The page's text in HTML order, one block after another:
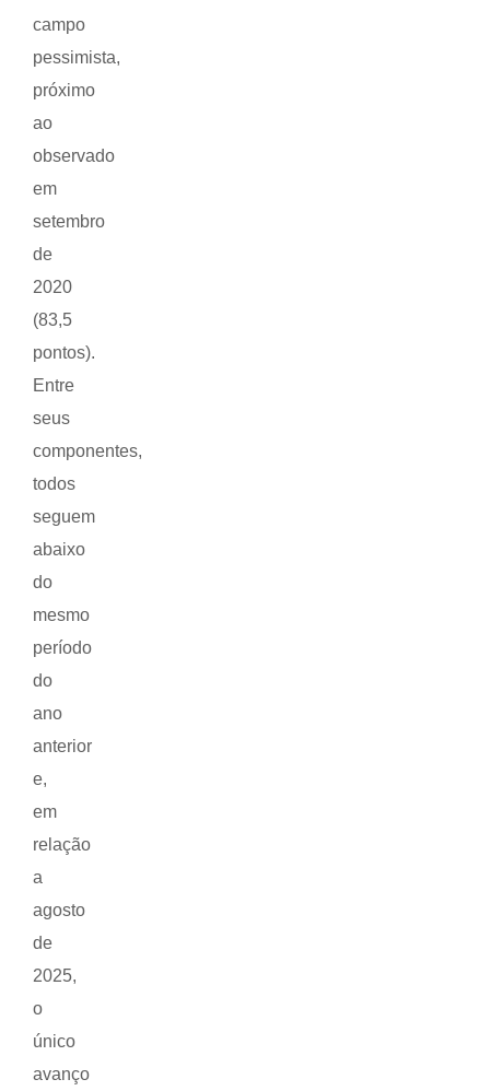
campo
pessimista,
próximo
ao
observado
em
setembro
de
2020
(83,5
pontos).
Entre
seus
componentes,
todos
seguem
abaixo
do
mesmo
período
do
ano
anterior
e,
em
relação
a
agosto
de
2025,
o
único
avanço